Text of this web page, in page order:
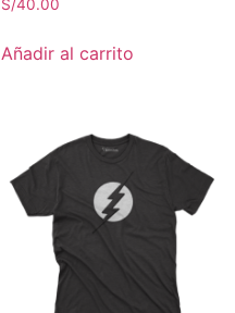
S/40.00
Añadir al carrito